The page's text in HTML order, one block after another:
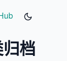
档